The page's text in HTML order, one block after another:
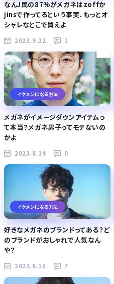
なんJ民の87%がメガネはzoffか
jinsで作ってるという事実、もっとオ
シャレなとこで買えよ
2023.9.22 1
イケメンになる方法
メガネがイメージダウンアイテムっ
て本当？メガネ男子ってモテないの
かよ
2023.8.14 0
イケメンになる方法
好きなメガネのブランドってある？ど
のブランドがおしゃれで人気なん
や？
2022.6.15 7